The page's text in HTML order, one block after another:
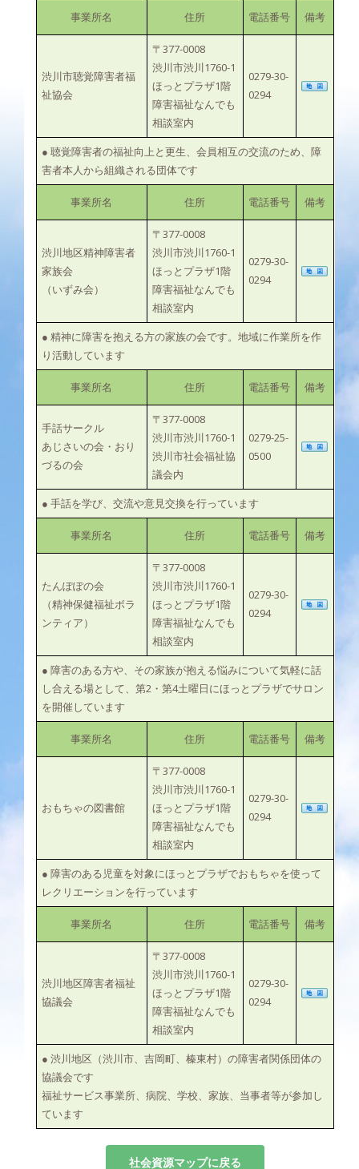
事業所名 住所 電話番号 備考
渋川市聴覚障害者福
祉協会
〒377-0008
渋川市渋川1760-1
ほっとプラザ1階
障害福祉なんでも
相談室内
0279-30-
0294
● 聴覚障害者の福祉向上と更生、会員相互の交流のため、障
害者本人から組織される団体です
事業所名 住所 電話番号 備考
渋川地区精神障害者
家族会
（いずみ会）
〒377-0008
渋川市渋川1760-1
ほっとプラザ1階
障害福祉なんでも
相談室内
0279-30-
0294
● 精神に障害を抱える方の家族の会です。地域に作業所を作
り活動しています
事業所名 住所 電話番号 備考
手話サークル
あじさいの会・おり
づるの会
〒377-0008
渋川市渋川1760-1
渋川市社会福祉協
議会内
0279-25-
0500
● 手話を学び、交流や意見交換を行っています
事業所名 住所 電話番号 備考
たんぽぽの会
（精神保健福祉ボラ
ンティア）
〒377-0008
渋川市渋川1760-1
ほっとプラザ1階
障害福祉なんでも
相談室内
0279-30-
0294
● 障害のある方や、その家族が抱える悩みについて気軽に話
し合える場として、第2・第4土曜日にほっとプラザでサロン
を開催しています
事業所名 住所 電話番号 備考
おもちゃの図書館
〒377-0008
渋川市渋川1760-1
ほっとプラザ1階
障害福祉なんでも
相談室内
0279-30-
0294
● 障害のある児童を対象にほっとプラザでおもちゃを使って
レクリエーションを行っています
事業所名 住所 電話番号 備考
渋川地区障害者福祉
協議会
〒377-0008
渋川市渋川1760-1
ほっとプラザ1階
障害福祉なんでも
相談室内
0279-30-
0294
● 渋川地区（渋川市、吉岡町、榛東村）の障害者関係団体の
協議会です
福祉サービス事業所、病院、学校、家族、当事者等が参加し
ています
社会資源マップに戻る